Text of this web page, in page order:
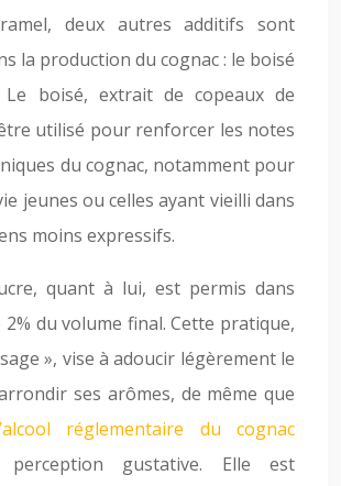
deux autres additifs sont
la production du cognac : le boisé
boisé, extrait de copeaux de
utilisé pour renforcer les notes
du cognac, notamment pour
jeunes ou celles ayant vieilli dans
moins expressifs.
quant à lui, est permis dans
du volume final. Cette pratique,
», vise à adoucir légèrement le
ses arômes, de même que
réglementaire du cognac
gustative. Elle est